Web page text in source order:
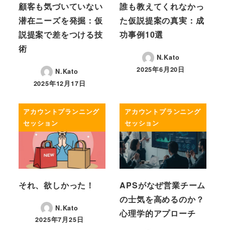
顧客も気づいていない
潜在ニーズを発掘：仮
説提案で差をつける技
術
N.Kato
投稿日
2025年12月17日
誰も教えてくれなかっ
た仮説提案の真実：成
功事例10選
N.Kato
投稿日
2025年6月20日
アカウントプランニング
セッション
それ、欲しかった！
N.Kato
投稿日
2025年7月25日
アカウントプランニング
セッション
APSがなぜ営業チーム
の士気を高めるのか？
心理学的アプローチ